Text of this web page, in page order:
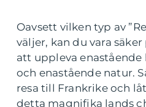
Oavsett vilken typ av
väljer, kan du vara
att uppleva
och enastående natur.
resa till Frankrike och
detta magnifika lands